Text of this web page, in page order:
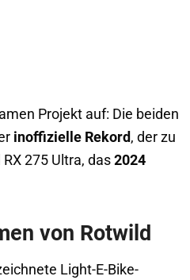
Projekt auf: Die beiden
inoffizielle Rekord , der zu
275 Ultra, das 2024
von Rotwild
Light-E-Bike-